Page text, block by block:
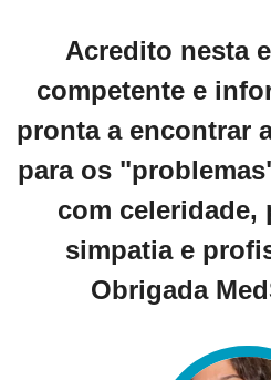
Acredito nesta
competente e
pronta a encontrar
para os
com celeridade,
simpatia e
Obrigada